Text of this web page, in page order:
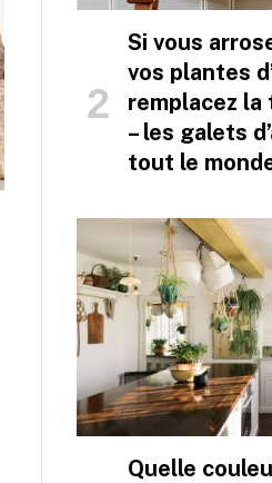
Si vous
vos plantes
remplacez la
– les galets
tout le
Quelle